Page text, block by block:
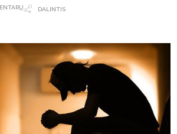
DALINTIS